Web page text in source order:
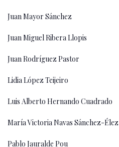
Juan Mayor Sánchez
Juan Miguel Ribera Llopis
Juan Rodríguez Pastor
Lidia López Teijeiro
Luis Alberto Hernando Cuadrado
María Victoria Navas Sánchez-Élez
Pablo Jauralde Pou